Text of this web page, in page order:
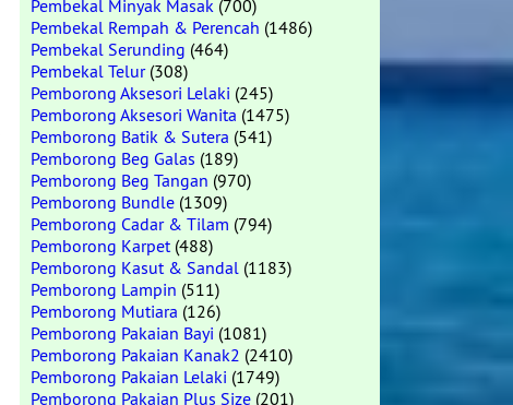
Pembekal Minyak Masak (700)
Pembekal Rempah & Perencah (1486)
Pembekal Serunding (464)
Pembekal Telur(308)
Pemborong Aksesori Lelaki (245)
Pemborong Aksesori Wanita (1475)
Pemborong Batik & Sutera (541)
Pemborong Beg Galas (189)
Pemborong Beg Tangan (970)
Pemborong Bundle (1309)
Pemborong Cadar & Tilam (794)
Pemborong Karpet(488)
Pemborong Kasut & Sandal (1183)
Pemborong Lampin (511)
Pemborong Mutiara (126)
Pemborong Pakaian Bayi (1081)
Pemborong Pakaian Kanak2 (2410)
Pemborong Pakaian Lelaki (1749)
Pemborong Pakaian Plus Size (201)